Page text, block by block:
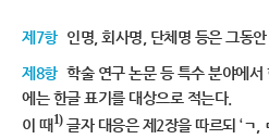
제7항 인명, 회사명, 단체명 등은 그동
제8항 학술 연구 논문 등 특수 분야에
에는 한글 표기를 대상으로 적는다.
이 때1)글자 대응은 제2장을 따르되 ‘ㄱ,